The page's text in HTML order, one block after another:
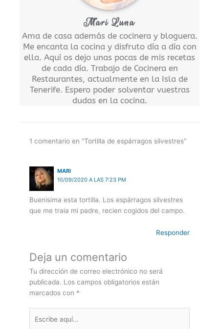
Mari Luna
Ama de casa además de cocinera y bloguera.
Me encanta la cocina y disfruto día a día con
ella. Aquí os dejo unas pocas de mis recetas
de cada día. Trabajo de Cocinera en
Restaurantes, actualmente en la Isla de
Tenerife. Espero poder solventar vuestras
dudas en la cocina.
1 comentario en “Tortilla de espárragos silvestres”
MARI
10/09/2020 A LAS 7:23 PM
Buenisima esta tortilla. Los espárragos silvestres
que me traia mi padre, recien cogidos del campo.
Responder
Deja un comentario
Tu dirección de correo electrónico no será
publicada. Los campos obligatorios están
marcados con *
aquí...